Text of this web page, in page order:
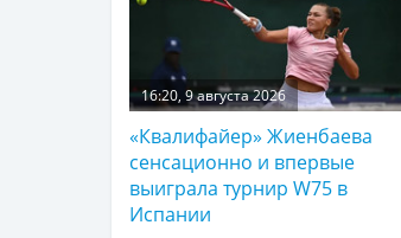
16:20, 9 августа 2026
«Квалифайер» Жиенбаева
сенсационно и впервые
выиграла турнир W75 в
Испании